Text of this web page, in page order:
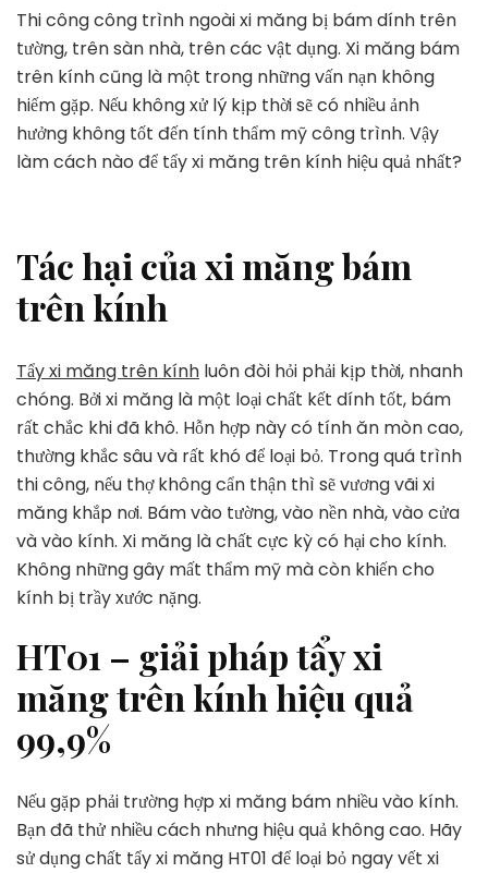
giải
pháp
tẩy
xi
măng
trên
kính
hiệu
Thi công công trình ngoài xi măng bị bám dính trên
tường, trên sàn nhà, trên các vật dụng. Xi măng bám
trên kính cũng là một trong những vấn nạn không
hiếm gặp. Nếu không xử lý kịp thời sẽ có nhiều ảnh
hưởng không tốt đến tính thẩm mỹ công trình. Vậy
làm cách nào để tẩy xi măng trên kính hiệu quả nhất?
Tác hại của xi măng bám
trên kính
Tẩy xi măng trên kính luôn đòi hỏi phải kịp thời, nhanh
chóng. Bởi xi măng là một loại chất kết dính tốt, bám
rất chắc khi đã khô. Hỗn hợp này có tính ăn mòn cao,
thường khắc sâu và rất khó để loại bỏ. Trong quá trình
thi công, nếu thợ không cẩn thận thì sẽ vương vãi xi
măng khắp nơi. Bám vào tường, vào nền nhà, vào cửa
và vào kính. Xi măng là chất cực kỳ có hại cho kính.
Không những gây mất thẩm mỹ mà còn khiến cho
kính bị trầy xước nặng.
HT01 – giải pháp tẩy xi
măng trên kính hiệu quả
99,9%
Nếu gặp phải trường hợp xi măng bám nhiều vào kính.
Bạn đã thử nhiều cách nhưng hiệu quả không cao. Hãy
sử dụng chất tẩy xi măng HT01 để loại bỏ ngay vết xi